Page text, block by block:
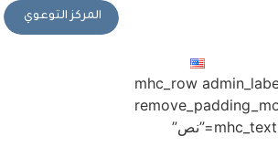
المركز التوعوي
[mhc_section
background_image_position_y=”center” mobile_2_pr_row=”off” mobile_reverse=”off”][mhc_column type=”4_4″][mhc_text admin_label=”نص”